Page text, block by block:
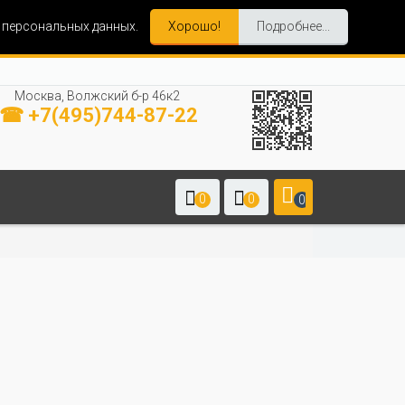
данных. Хорошо! Подробнее...
Москва, Волжский б-р 46к2
☎ +7(495)744-87-22
0 0 0